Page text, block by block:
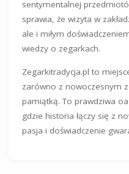
sentymentalnej
sprawia, że wizyta w
ale i miłym
wiedzy o zegarkach.
Zegarkitradycja.pl to
zarówno z nowoczesnym
pamiątką. To prawdziwa
gdzie historia łączy się z
pasja i doświadczenie